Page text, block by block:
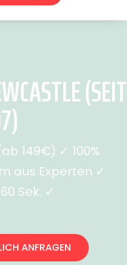
(SEIT
149€) ✓ 100%
aus Experten ✓
Sek. ✓
ANFRAGEN